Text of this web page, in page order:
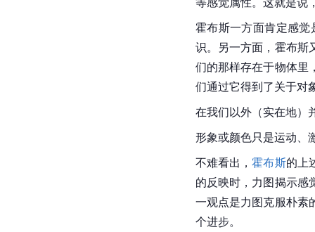
霍布斯一方面肯定感
识。另一方面，霍布斯
们的那样存在于物体里
们通过它得到了关于对
在我们以外（实在地）
形象或颜色只是运动、
不难看出，霍布斯的上
的反映时，力图揭示感
一观点是力图克服朴素
个进步。